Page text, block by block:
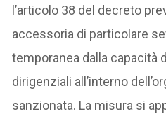
l’articolo 38 del decreto
accessoria di particolare
temporanea dalla capacità
dirigenziali all’interno
sanzionata. La misura si